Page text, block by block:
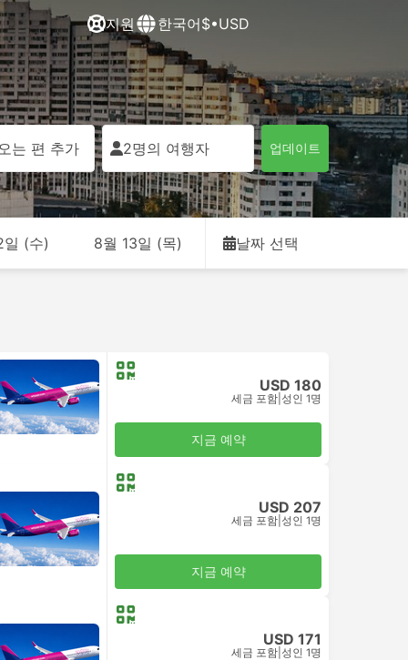
지원 한국어$•USD
는 편 추가 2명의 여행자 업데이트
일 (수) 8월 13일 (목) 날짜 선택
USD 180
세금 포함 성인 1명
지금 예약
USD 207
세금 포함 성인 1명
지금 예약
USD 171
세금 포함 성인 1명